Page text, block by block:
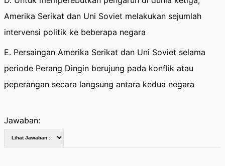
Amerika Serikat dan Uni Soviet melakukan sejumlah
intervensi politik ke beberapa negara
E. Persaingan Amerika Serikat dan Uni Soviet selama
periode Perang Dingin berujung pada konflik atau
peperangan secara langsung antara kedua negara
Jawaban: